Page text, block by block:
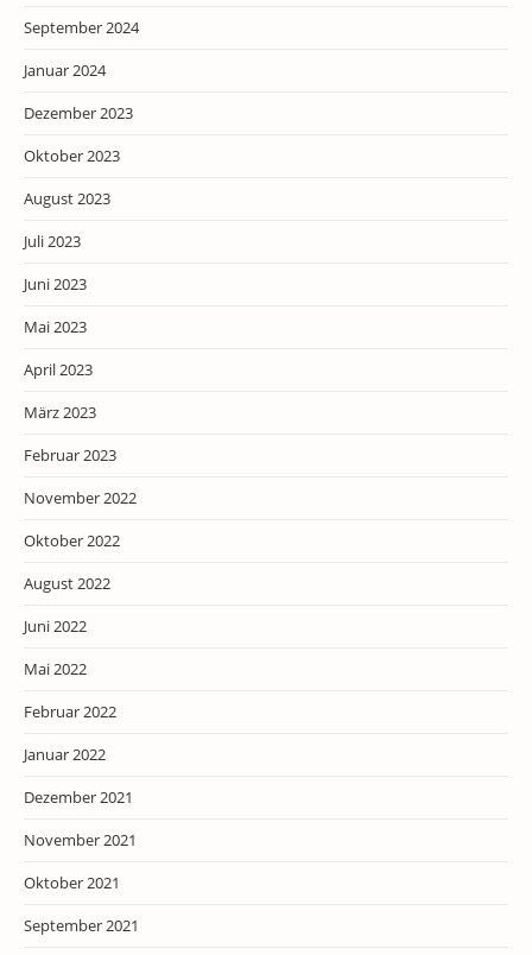
September 2024
Januar 2024
Dezember 2023
Oktober 2023
August 2023
Juli 2023
Juni 2023
Mai 2023
April 2023
März 2023
Februar 2023
November 2022
Oktober 2022
August 2022
Juni 2022
Mai 2022
Februar 2022
Januar 2022
Dezember 2021
November 2021
Oktober 2021
September 2021